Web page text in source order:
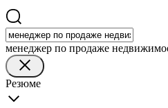
менеджер по продаже
Резюме